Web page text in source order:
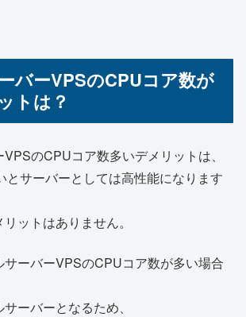
バーVPSのCPUコア数が
トは？
のCPUコア数多いデメリットは、
とサーバーとしては高性能になります
ットはありません。
サーバーVPSのCPUコア数が多い場合
ーバーとなるため、